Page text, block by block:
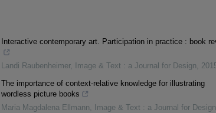
Interactive contemporary art. Participation in practice : book
Landi Raubenheimer, Image & Text : a Journal for Design,
The importance of context-relative knowledge for illustrating
wordless picture books
Maria Magdalena Ellmann, Image & Text : a Journal for Design